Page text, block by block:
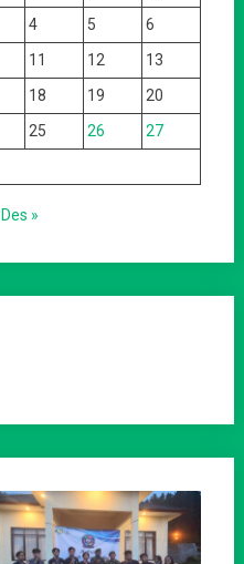
4 5
6
11 12
13
18 19
20
25 26
27
Des »